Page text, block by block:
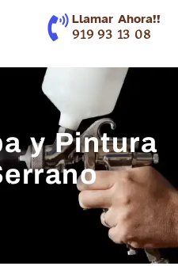
Llamar Ahora!!
919 93 13 08
y Pintura